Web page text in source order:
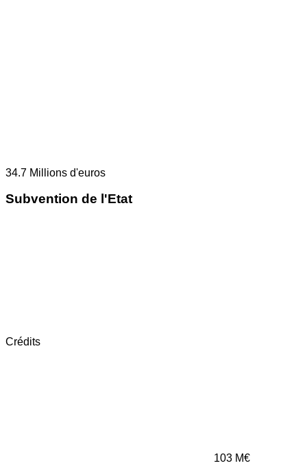
34.7 Millions d'euros
Subvention de l'Etat
Crédits
103 M€